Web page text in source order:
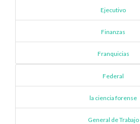
Ejecutivo
Finanzas
Franquicias
Federal
la ciencia forense
General de Trabajo